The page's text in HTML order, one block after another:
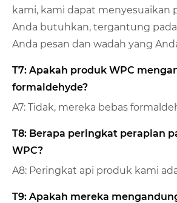
kami, kami dapat menyesuaikan
Anda butuhkan, tergantung
Anda pesan dan wadah yang
T7: Apakah produk WPC
formaldehyde?
A7: Tidak, mereka bebas
T8: Berapa peringkat perapian
WPC?
A8: Peringkat api produk kami
T9: Apakah mereka